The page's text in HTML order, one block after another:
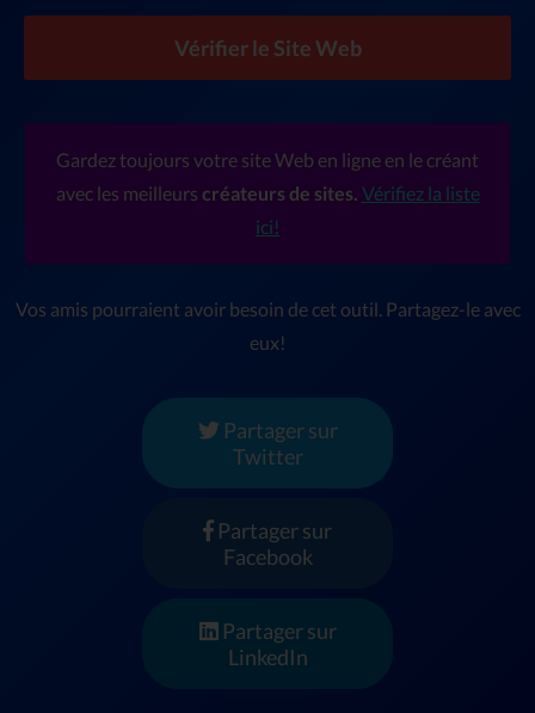
Gardez toujours votre site Web en ligne en le créant
avec les meilleurs créateurs de sites. Vérifiez la liste
ici!
Vos amis pourraient avoir besoin de cet outil. Partagez-le avec
eux!
Partager sur
Twitter
Partager sur
Facebook
Partager sur
LinkedIn